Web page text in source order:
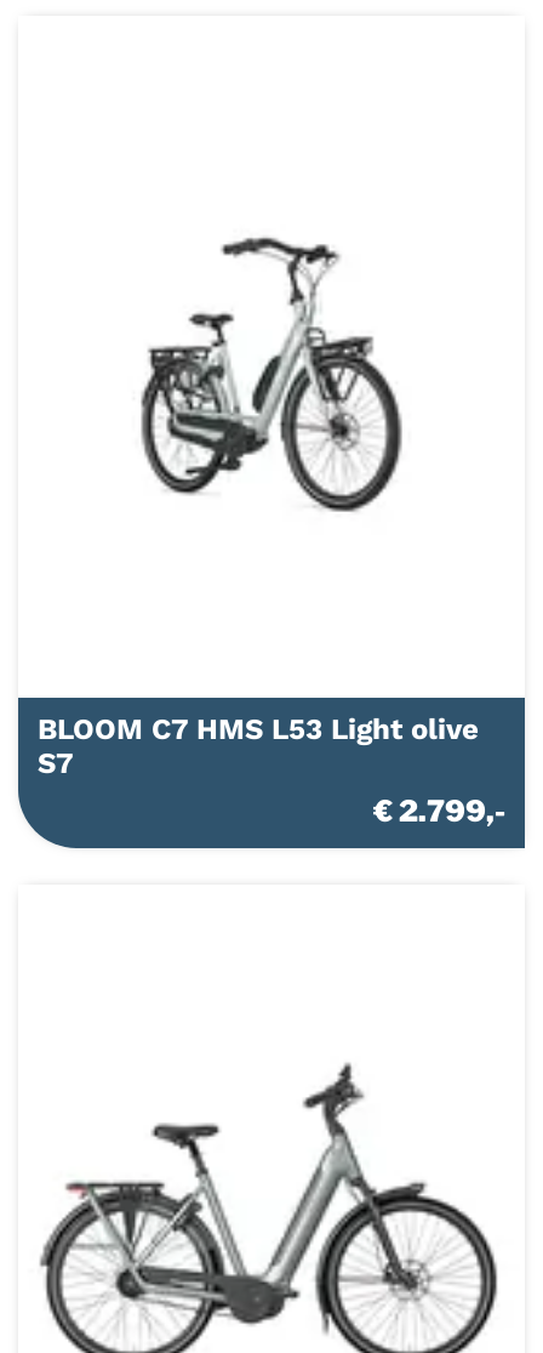
BLOOM C7 HMS L53 Light olive
S7
€ 2.799,-